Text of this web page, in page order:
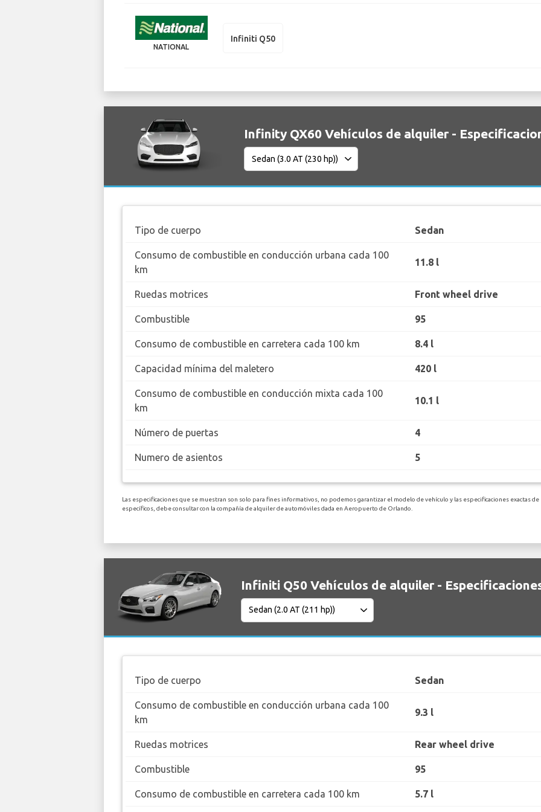
NATIONAL
Infiniti Q50
Infinity QX60 Vehículos de alquiler -
Tipo de cuerpo Sedan
Consumo de combustible en conducción urbana cada 100
km
11.8 l
Ruedas motrices Front wheel drive
Combustible 95
Consumo de combustible en carretera cada 100 km 8.4 l
Capacidad mínima del maletero 420 l
Consumo de combustible en conducción mixta cada 100
km
10.1 l
Número de puertas 4
Numero de asientos 5
Las especificaciones que se muestran son solo para fines informativos, no podemos garantizar el modelo de vehículo y las especificaciones exactas
específicos, debe consultar con la compañía de alquiler de automóviles dada en Aeropuerto de Orlando.
Infiniti Q50 Vehículos de alquiler -
Tipo de cuerpo Sedan
Consumo de combustible en conducción urbana cada 100
km
9.3 l
Ruedas motrices Rear wheel drive
Combustible 95
Consumo de combustible en carretera cada 100 km 5.7 l